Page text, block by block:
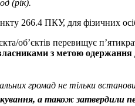
(рік).
266.4 ПКУ, для фізичних
об’єктів перевищує
з метою одержання
громад не тільки
а також затвердили